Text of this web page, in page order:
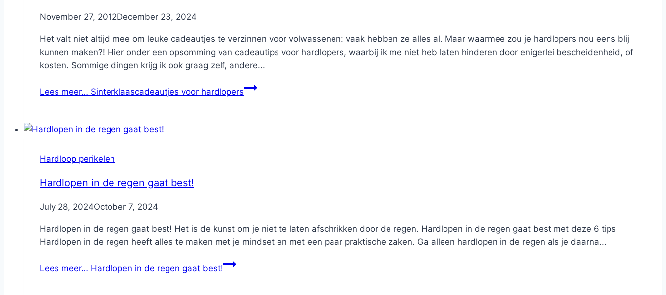
ByNicole
November 27, 2012December 23, 2024
Het valt niet altijd mee om leuke cadeautjes te verzinnen voor volwassenen: vaak hebben ze alles al. Maar waarmee zou je hardlopers nou eens blij
kunnen maken?! Hier onder een opsomming van cadeautips voor hardlopers, waarbij ik me niet heb laten hinderen door enigerlei bescheidenheid, of
kosten. Sommige dingen krijg ik ook graag zelf, andere...
Lees meer… Sinterklaascadeautjes voor hardlopers
Hardloop perikelen
Hardlopen in de regen gaat best!
ByNicole
July 28, 2024October 7, 2024
Hardlopen in de regen gaat best! Het is de kunst om je niet te laten afschrikken door de regen. Hardlopen in de regen gaat best met deze 6 tips
Hardlopen in de regen heeft alles te maken met je mindset en met een paar praktische zaken. Ga alleen hardlopen in de regen als je daarna...
Lees meer… Hardlopen in de regen gaat best!